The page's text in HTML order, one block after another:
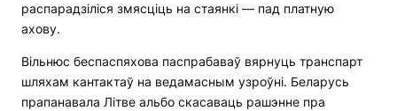
распарадзіліся змясціць на стаянкі — пад платную
ахову.
Вільнюс беспаспяхова паспрабаваў вярнуць транспарт
шляхам кантактаў на ведамасным узроўні. Беларусь
прапанавала Літве альбо скасаваць рашэнне пра